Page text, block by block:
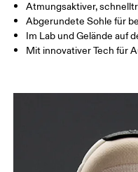
Atmungsaktiver,
Abgerundete Sohle für
Im Lab und Gelände auf
Mit innovativer Tech für